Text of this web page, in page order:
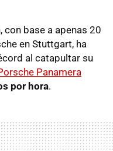
, con base a apenas 20
en Stuttgart, ha
al catapultar su
Panamera
por hora.